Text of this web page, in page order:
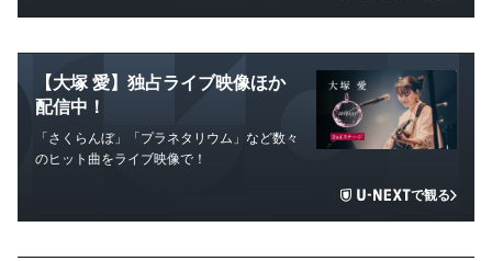
【大塚 愛】独占ライブ映像ほか
配信中！
「さくらんぼ」「プラネタリウム」など数々
のヒット曲をライブ映像で！
で観る